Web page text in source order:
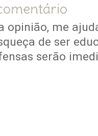
opinião, me
de ser
serão